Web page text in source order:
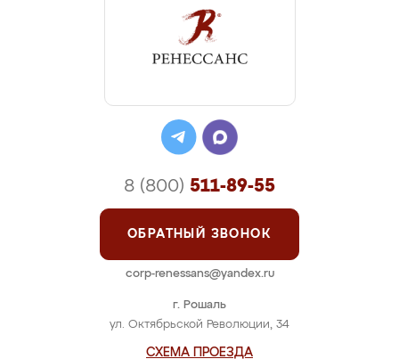
г. Рошаль
ул. Октябрьской Революции, 34
СХЕМА ПРОЕЗДА
8 (800) 511-89-55
ОБРАТНЫЙ ЗВОНОК
corp-renessans@yandex.ru